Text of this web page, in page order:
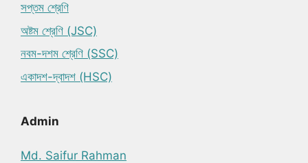
সপ্তম শ্রেণি
অষ্টম শ্রেণি (JSC)
নবম-দশম শ্রেণি (SSC)
একাদশ-দ্বাদশ (HSC)
Admin
Md. Saifur Rahman